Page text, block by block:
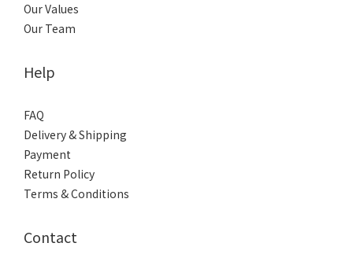
Our Values
Our Team
Help
FAQ
Delivery & Shipping
Payment
Return Policy
Terms & Conditions
Contact